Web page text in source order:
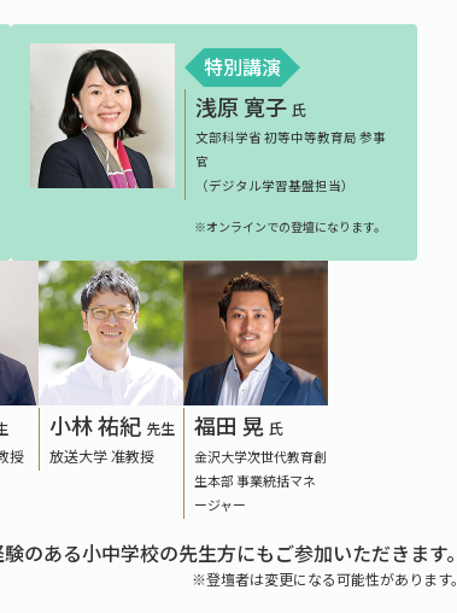
特別講演
浅原 寛子 氏
文部科学省 初等中等教育局 参事
官
（デジタル学習基盤担当）
※オンラインでの登壇になります。
授
小林 祐紀 先生
放送大学 准教授
福田 晃 氏
金沢大学次世代教育創
生本部 事業統括マネ
ージャー
のある小中学校の先生方にもご参加いただきます。
※登壇者は変更になる可能性があります。